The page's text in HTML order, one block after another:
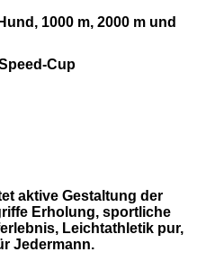
1000 m, 2000 m und
Cup
aktive Gestaltung der
Erholung, sportliche
Leichtathletik pur,
Jedermann.